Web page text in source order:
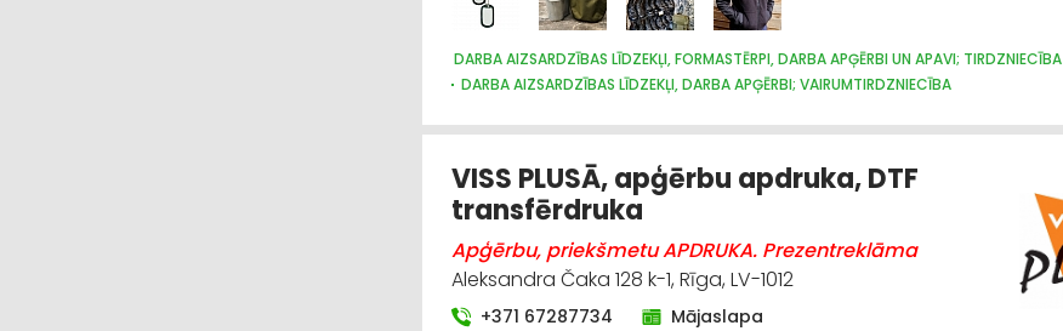
DARBA AIZSARDZĪBAS LĪDZEKĻI, FORMASTĒRPI, DARBA APĢĒRBI UN APAVI; TIRDZNIECĪBA
DARBA AIZSARDZĪBAS LĪDZEKĻI, DARBA APĢĒRBI; VAIRUMTIRDZNIECĪBA
SUVENĪRI, DĀVANAS
VISS PLUSĀ, apģērbu apdruka, DTF
transfērdruka
Apģērbu, priekšmetu APDRUKA. Prezentreklāma
Aleksandra Čaka 128 k-1, Rīga, LV-1012
+371 67287734 Mājaslapa